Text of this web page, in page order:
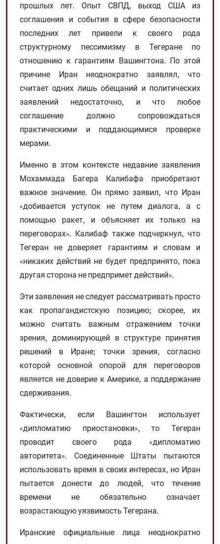
прошлых лет. Опыт СВПД, выход США из
соглашения и события в сфере безопасности
последних лет привели к своего рода
структурному пессимизму в Тегеране по
отношению к гарантиям Вашингтона. По этой
причине Иран неоднократно заявлял, что
считает одних лишь обещаний и политических
заявлений недостаточно, и что любое
соглашение должно сопровождаться
практическими и поддающимися проверке
мерами.
Именно в этом контексте недавние заявления
Мохаммада Багера Калибафа приобретают
важное значение. Он прямо заявил, что Иран
«добивается уступок не путем диалога, а с
помощью ракет, и объясняет их только на
переговорах». Калибаф также подчеркнул, что
Тегеран не доверяет гарантиям и словам и
«никаких действий не будет предпринято, пока
другая сторона не предпримет действий».
Эти заявления не следует рассматривать просто
как пропагандистскую позицию; скорее, их
можно считать важным отражением точки
зрения, доминирующей в структуре принятия
решений в Иране; точки зрения, согласно
которой основной опорой для переговоров
является не доверие к Америке, а поддержание
сдерживания.
Фактически, если Вашингтон использует
«дипломатию приостановки», то Тегеран
проводит своего рода «дипломатию
авторитета». Соединенные Штаты пытаются
использовать время в своих интересах, но Иран
пытается донести до людей, что течение
времени не обязательно означает
возрастающую уязвимость Тегерана.
Иранские официальные лица неоднократно